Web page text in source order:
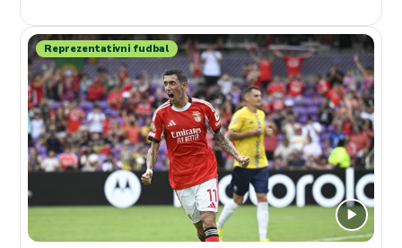
kvota na tip GG u kladionici Maxbet iznosi 1.93...
Reprezentativni fudbal